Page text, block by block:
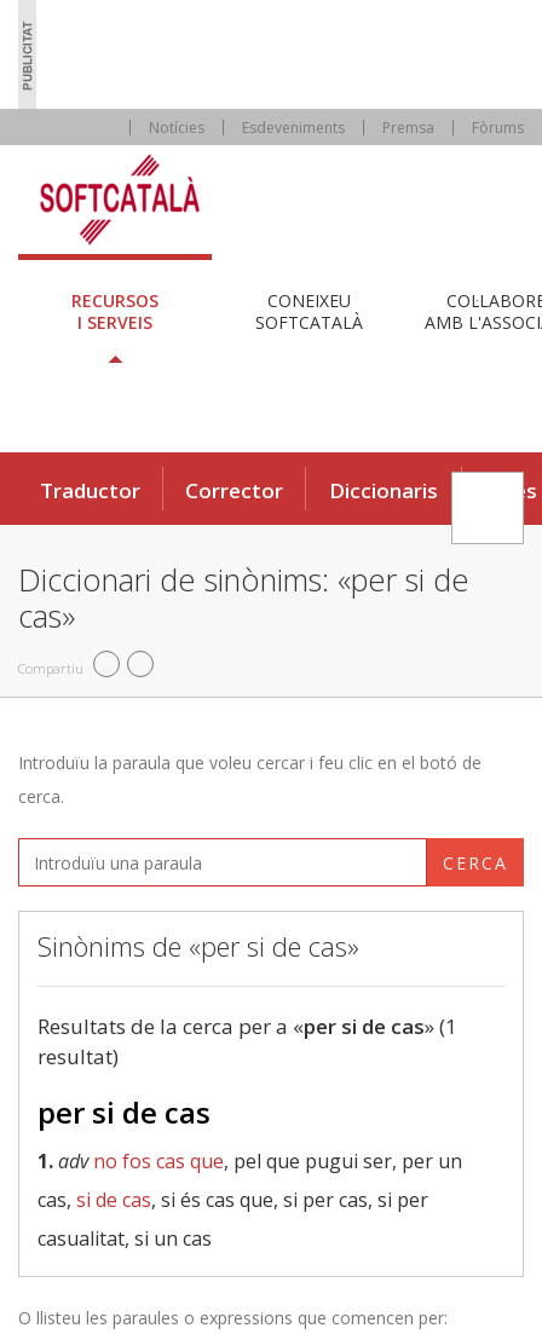
Notícies Esdeveniments Premsa Fòrums
RECURSOS
I SERVEIS
CONEIXEU
SOFTCATALÀ
AMB
Traductor Corrector Diccionaris Eines
Diccionari de sinònims: «per si de
cas»
Compartiu
Introduïu la paraula que voleu cercar i feu clic en el botó de
cerca.
CERCA
Sinònims de «per si de cas»
Resultats de la cerca per a «per si de cas» (1
resultat)
per si de cas
1.adv no fos cas que, pel que pugui ser, per un
cas, si de cas, si és cas que, si per cas, si per
casualitat, si un cas
O llisteu les paraules o expressions que comencen per: